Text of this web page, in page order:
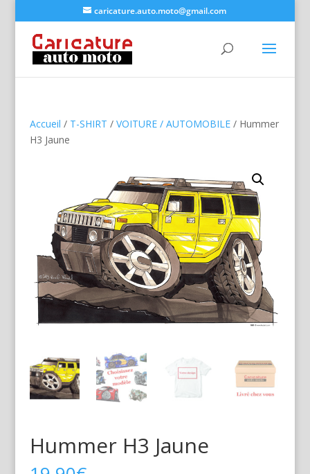
caricature.auto.moto@gmail.com
Accueil / T-SHIRT / VOITURE / AUTOMOBILE/ Hummer
H3 Jaune
Hummer H3 Jaune